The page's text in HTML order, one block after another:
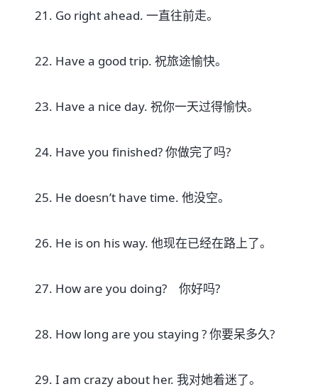
21. Go right ahead. 一直往前走。
22. Have a good trip. 祝旅途愉快。
23. Have a nice day. 祝你一天过得愉快。
24. Have you finished? 你做完了吗?
25. He doesn’t have time. 他没空。
26. He is on his way. 他现在已经在路上了。
27. How are you doing? 你好吗?
28. How long are you staying ? 你要呆多久?
29. I am crazy about her. 我对她着迷了。